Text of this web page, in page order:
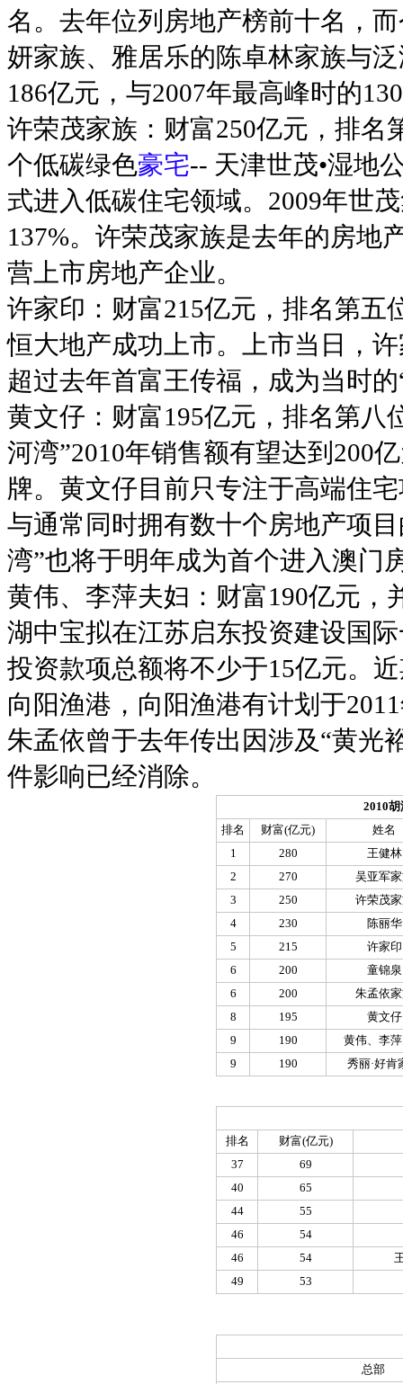
名。去年位列房地产榜前十名，
妍家族、雅居乐的陈卓林家族与
186亿元，与2007年最高峰时的
许荣茂家族：财富250亿元，排名
个低碳绿色豪宅-- 天津世茂•湿地
式进入低碳住宅领域。2009年世
137%。许荣茂家族是去年的房地
营上市房地产企业。
许家印：财富215亿元，排名第五
恒大地产成功上市。上市当日，
超过去年首富王传福，成为当时的
黄文仔：财富195亿元，排名第八
河湾”2010年销售额有望达到200
牌。黄文仔目前只专注于高端住
与通常同时拥有数十个房地产项
湾”也将于明年成为首个进入澳门
黄伟、李萍夫妇：财富190亿元，
湖中宝拟在江苏启东投资建设国
投资款项总额将不少于15亿元。
向阳渔港，向阳渔港有计划于
朱孟依曾于去年传出因涉及“黄光
件影响已经消除。
2010
排名
财富(亿元)
姓名
1
280
王健林
2
270
吴亚军
3
250
许荣茂
4
230
陈丽华
5
215
许家印
6
200
童锦泉
6
200
朱孟依
8
195
黄文仔
9
190
黄伟、李
9
190 秀丽·好肯
排名
财富(亿元)
37
69
40
65
44
55
46
54
46
54
49
53
总部